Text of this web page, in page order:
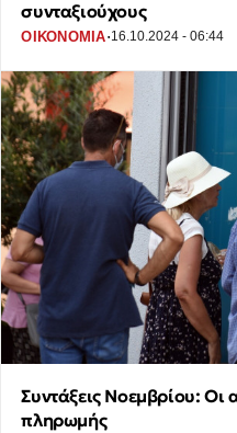
συνταξιούχους
ΟΙΚΟΝΟΜΙΑ·16.10.2024 - 06:44
Συντάξεις Νοεμβρίου: Οι
πληρωμής